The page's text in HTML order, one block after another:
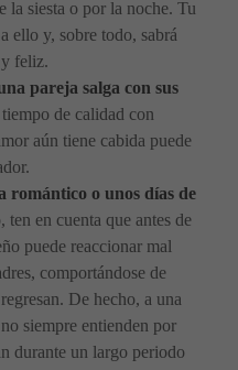
la siesta o por la noche. Tu
ello y, sobre todo, sabrá
y feliz.
pareja salga con sus
tiempo de calidad con
aún tiene cabida puede
romántico o unos días de
ten en cuenta que antes de
puede reaccionar mal
comportándose de
De hecho, a una
siempre entienden por
durante un largo periodo